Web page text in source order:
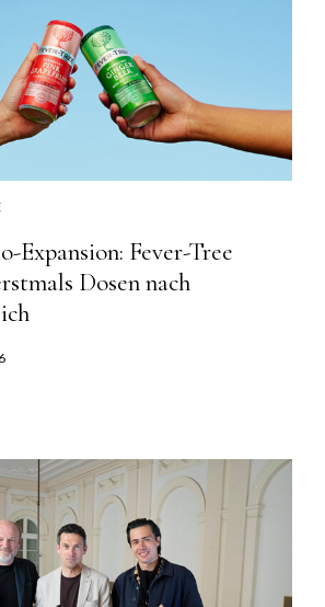
Expansion: Fever-Tree
Dosen nach